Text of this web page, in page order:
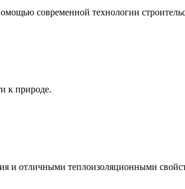
современной технологии
к природе.
и отличными теплоизоляционными